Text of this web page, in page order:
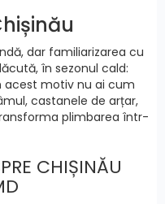
dar familiarizarea cu
în sezonul cald:
acest motiv nu ai cum
castanele de arțar,
plimbarea într-
CHIȘINĂU